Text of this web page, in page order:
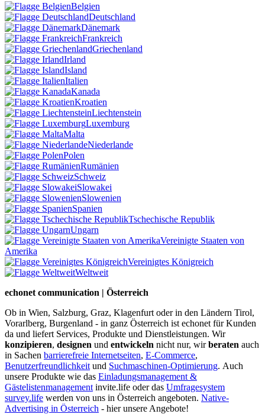
Belgien
Deutschland
Dänemark
Frankreich
Griechenland
Irland
Island
Italien
Kanada
Kroatien
Liechtenstein
Luxemburg
Malta
Niederlande
Polen
Rumänien
Schweiz
Slowakei
Slowenien
Spanien
Tschechische Republik
Ungarn
Vereinigte Staaten von
Amerika
Vereinigtes Königreich
Weltweit
echonet communication | Österreich
Ob in Wien, Salzburg, Graz, Klagenfurt oder in den Ländern Tirol,
Vorarlberg, Burgenland - in ganz Österreich ist echonet für Kunden
da und liefert Services, Produkte und Dienstleistungen. Wir
konzipieren, designen und entwickeln nicht nur, wirberaten auch
in Sachen barrierefreie Internetseiten, E-Commerce,
Benutzerfreundlichkeit und Suchmaschinen-Optimierung. Auch
unsere Produkte wie das Einladungsmanagement &
Gästelistenmanagement invite.life oder das Umfragesystem
survey.life werden von uns in Österreich angeboten. Native-
Advertising in Österreich - hier unsere Angebote!